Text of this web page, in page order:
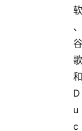
软
、
谷
歌
和
D
u
c